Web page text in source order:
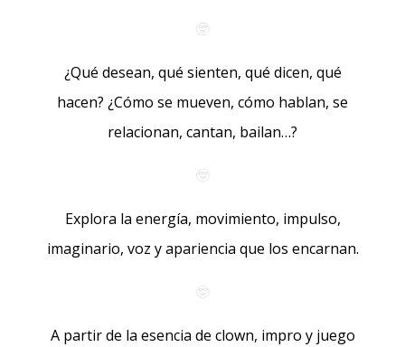
¿Qué desean, qué sienten, qué dicen, qué
hacen? ¿Cómo se mueven, cómo hablan, se
relacionan, cantan, bailan…?
Explora la energía, movimiento, impulso,
imaginario, voz y apariencia que los encarnan.
A partir de la esencia de clown, impro y juego